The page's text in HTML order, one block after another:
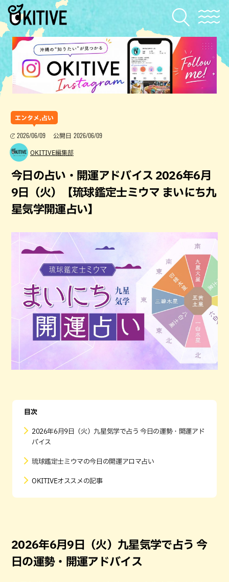
エンタメ,占い
2026/06/09 公開日 2026/06/09
OKITIVE編集部
今日の占い・開運アドバイス 2026年6月
9日（火）【琉球鑑定士ミウマ まいにち九
星気学開運占い】
目次
2026年6月9日（火）九星気学で占う 今日の運勢・開運アド
バイス
琉球鑑定士ミウマの今日の開運アロマ占い
OKITIVEオススメの記事
2026年6月9日（火）九星気学で占う 今
日の運勢・開運アドバイス